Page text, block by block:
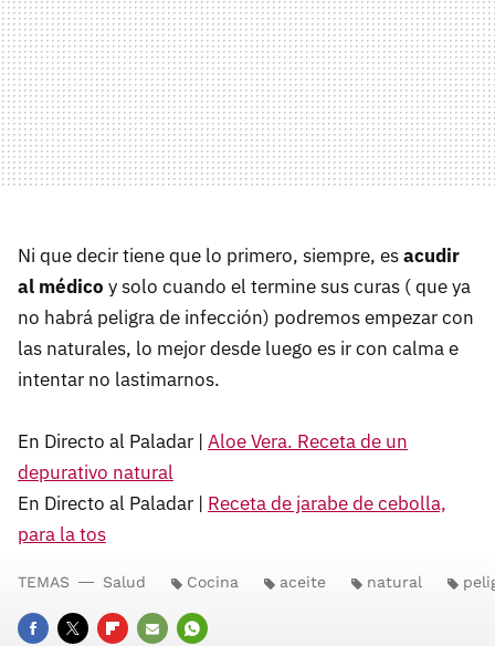
Ni que decir tiene que lo primero, siempre, esacudir
al médico y solo cuando el termine sus curas ( que ya
no habrá peligra de infección) podremos empezar con
las naturales, lo mejor desde luego es ir con calma e
intentar no lastimarnos.
En Directo al Paladar | Aloe Vera. Receta de un
depurativo natural
En Directo al Paladar | Receta de jarabe de cebolla,
para la tos
TEMAS Salud Cocina aceite natural